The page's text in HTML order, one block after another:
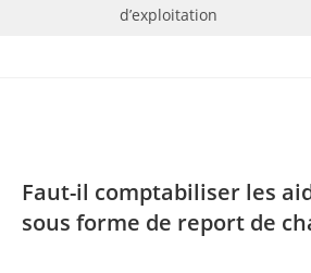
d’exploitation
Faut-il comptabiliser les
sous forme de report de